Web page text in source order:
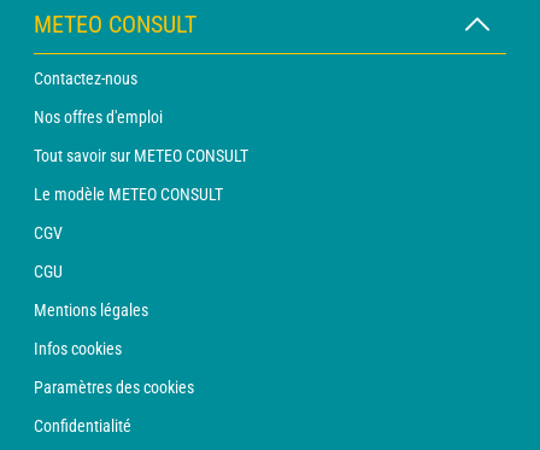
METEO CONSULT
Contactez-nous
Nos offres d'emploi
Tout savoir sur METEO CONSULT
Le modèle METEO CONSULT
CGV
CGU
Mentions légales
Infos cookies
Paramètres des cookies
Confidentialité